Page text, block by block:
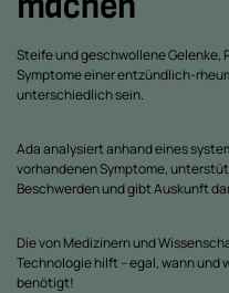
Steife und geschwollene Gelenke,
Symptome einer entzündlich-
unterschiedlich sein.
Ada analysiert anhand eines
vorhandenen Symptome,
Beschwerden und gibt Auskunft
Die von Medizinern und
Technologie hilft – egal, wann und
benötigt!